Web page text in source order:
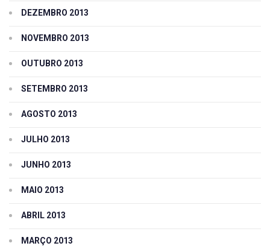
DEZEMBRO 2013
NOVEMBRO 2013
OUTUBRO 2013
SETEMBRO 2013
AGOSTO 2013
JULHO 2013
JUNHO 2013
MAIO 2013
ABRIL 2013
MARÇO 2013